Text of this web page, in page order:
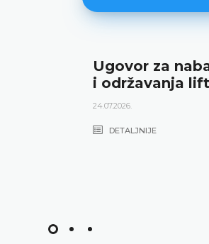
Ugovor za
i održavanja
24.07.2026.
DETALJNIJE